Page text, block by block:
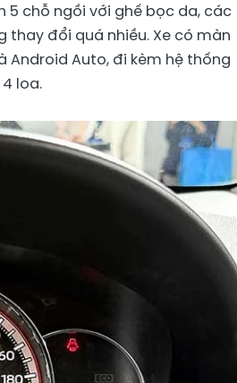
5 chỗ ngồi với ghế bọc da, các
đổi quá nhiều. Xe có màn
Android Auto, đi kèm hệ thống
loa.